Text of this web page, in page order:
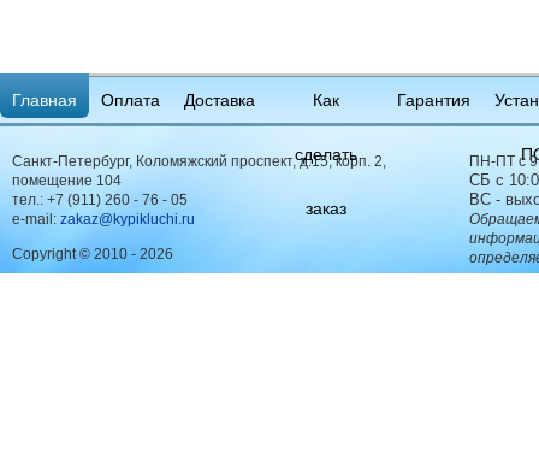
Главная Оплата Доставка Как
сделать
заказ
Гарантия
Copyright © 2010 - 2026
Санкт-Петербург, Коломяжский проспект, д.15, корп. 2,
помещение 104
тел.: +7 (911) 260 - 76 - 05
e-mail: zakaz@kypikluchi.ru
ПН-ПТ с
СБ с
ВС -